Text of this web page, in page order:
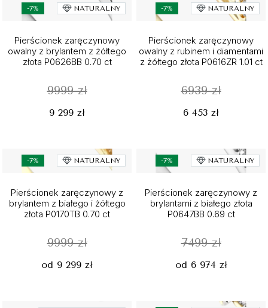
-7% NATURALNY
Pierścionek zaręczynowy
owalny z brylantem z żółtego
złota P0626BB 0.70 ct
9999 zł
9 299 zł
-7% NATURALNY
Pierścionek zaręczynowy
owalny z rubinem i diamentami
z żółtego złota P0616ZR 1.01 ct
6939 zł
6 453 zł
-7% NATURALNY
Pierścionek zaręczynowy z
brylantem z białego i żółtego
złota P0170TB 0.70 ct
9999 zł
od 9 299 zł
-7% NATURALNY
Pierścionek zaręczynowy z
brylantami z białego złota
P0647BB 0.69 ct
7499 zł
od 6 974 zł